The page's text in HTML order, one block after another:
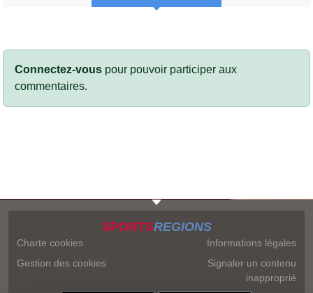
Connectez-vous pour pouvoir participer aux
commentaires.
SPORTSREGIONS
Charte cookies
Gestion des cookies
Informations légales
Signaler un contenu
inapproprié